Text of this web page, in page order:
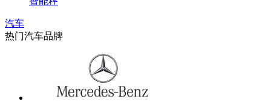
汽车
热门汽车品牌